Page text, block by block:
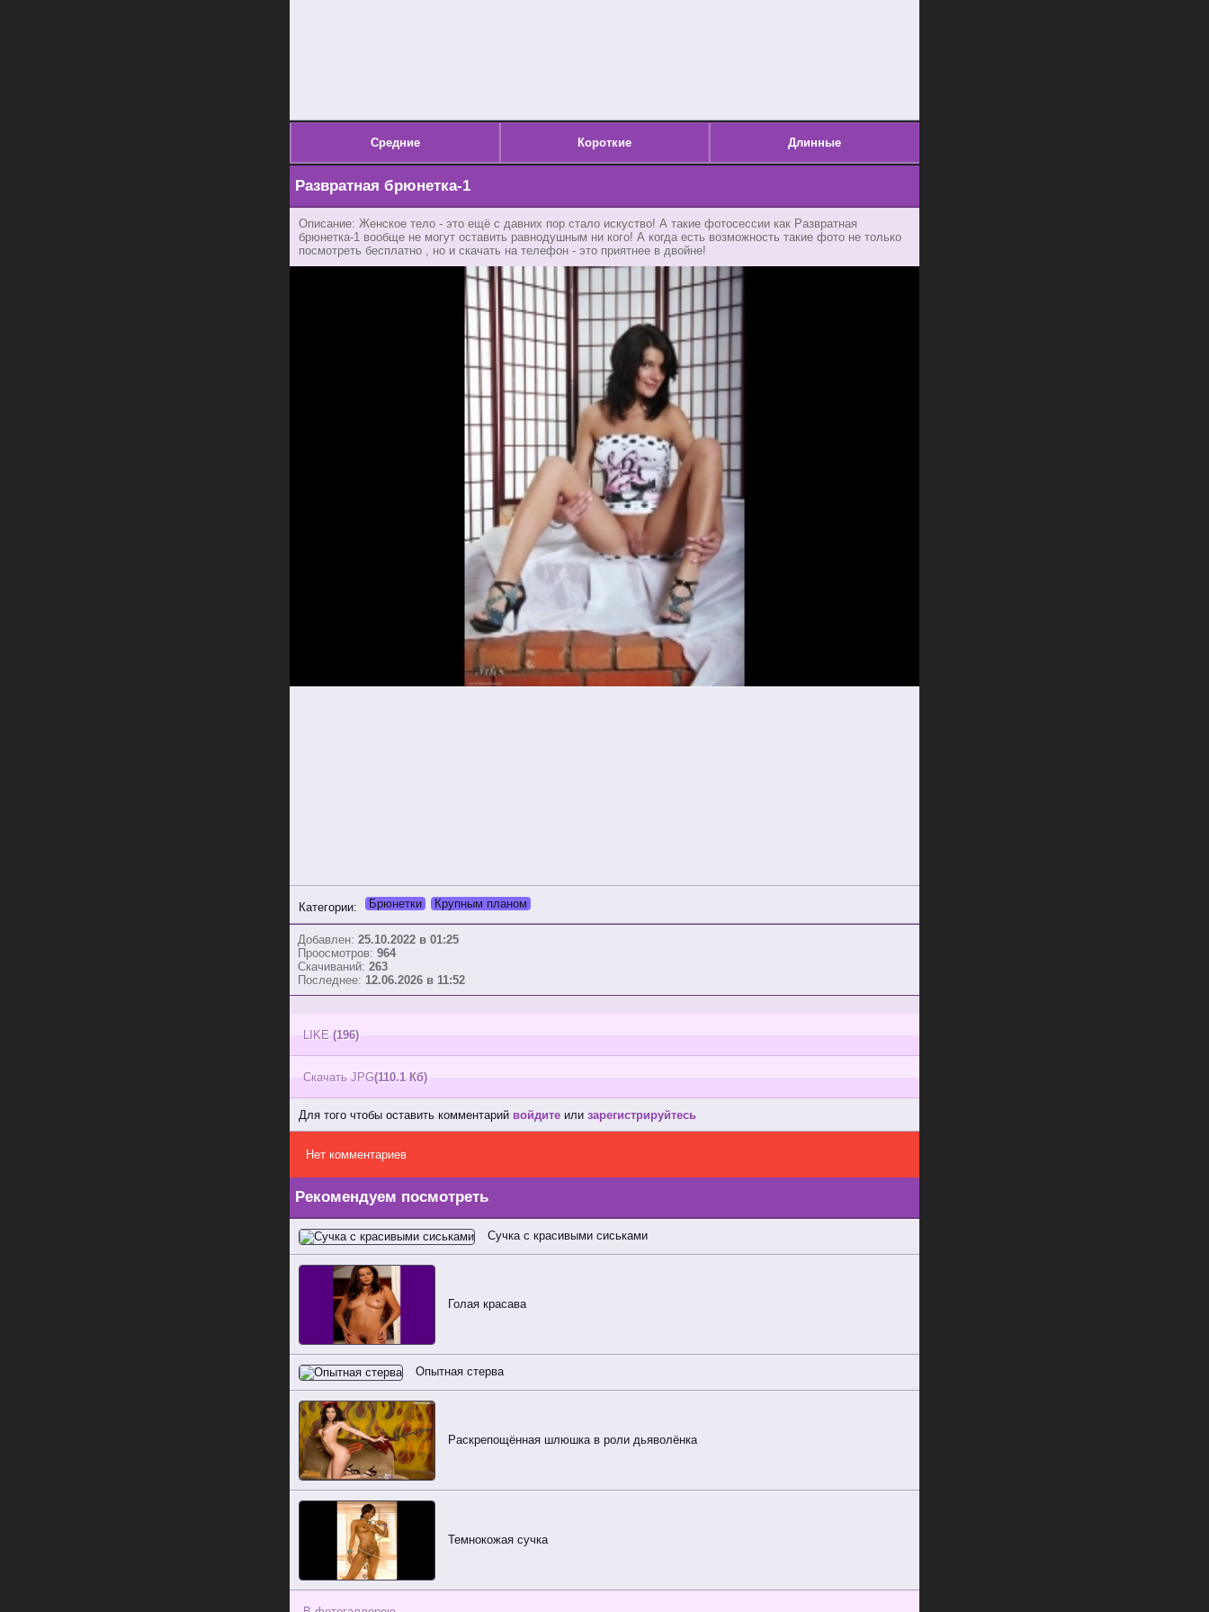
Средние Короткие Длинные
Развратная брюнетка-1
Описание: Женское тело - это ещё с давних пор стало искуство! А такие фотосессии как Развратная
брюнетка-1 вообще не могут оставить равнодушным ни кого! А когда есть возможность такие фото не только
посмотреть бесплатно , но и скачать на телефон - это приятнее в двойне!
Категории: Брюнетки Крупным планом
Добавлен: 25.10.2022 в 01:25
Проосмотров: 964
Скачиваний: 263
Последнее: 12.06.2026 в 11:52
LIKE (196)
Скачать JPG(110.1 Кб)
Для того чтобы оставить комментарий войдите или зарегистрируйтесь
Нет комментариев
Рекомендуем посмотреть
Сучка с красивыми сиськами
Голая красава
Опытная стерва
Раскрепощённая шлюшка в роли дьяволёнка
Темнокожая сучка